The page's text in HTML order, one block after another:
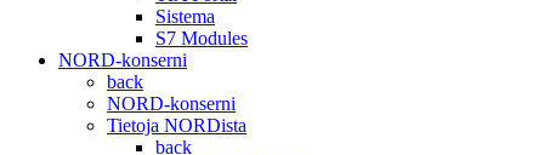
Sistema
S7 Modules
NORD-konserni
back
NORD-konserni
Tietoja NORDista
back